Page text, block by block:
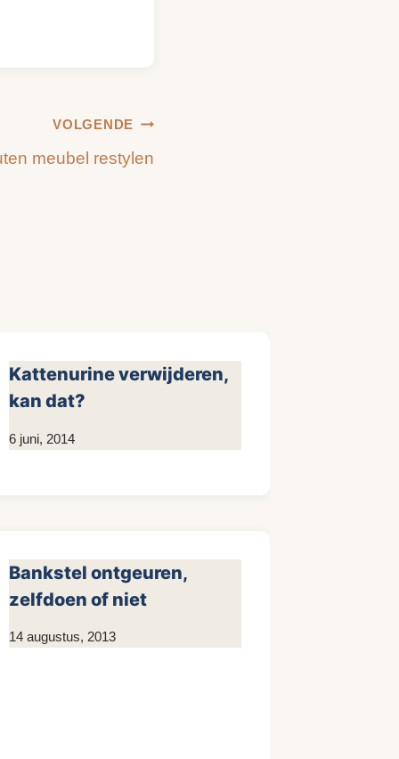
VOLGENDE
meubel restylen
Kattenurine verwijderen,
kan dat?
Door
6 juni, 2014
Bankstel ontgeuren,
zelfdoen of niet
Door
14 augustus, 2013